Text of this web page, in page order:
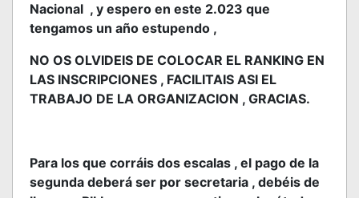
Nacional , y espero en este 2.023 que
tengamos un año estupendo ,
NO OS OLVIDEIS DE COLOCAR EL RANKING EN
LAS INSCRIPCIONES , FACILITAIS ASI EL
TRABAJO DE LA ORGANIZACION , GRACIAS.
Para los que corráis dos escalas , el pago de la
segunda deberá ser por secretaria , debéis de